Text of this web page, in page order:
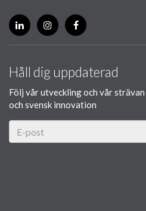
Håll dig uppdaterad
Följ vår utveckling och vår
och svensk innovation